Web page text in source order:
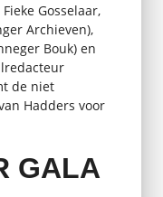
Gosselaar,
Archieven),
Bouk) en
de niet
Hadders voor
GALA